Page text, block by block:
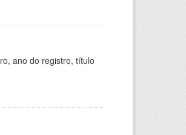
ano do registro, título